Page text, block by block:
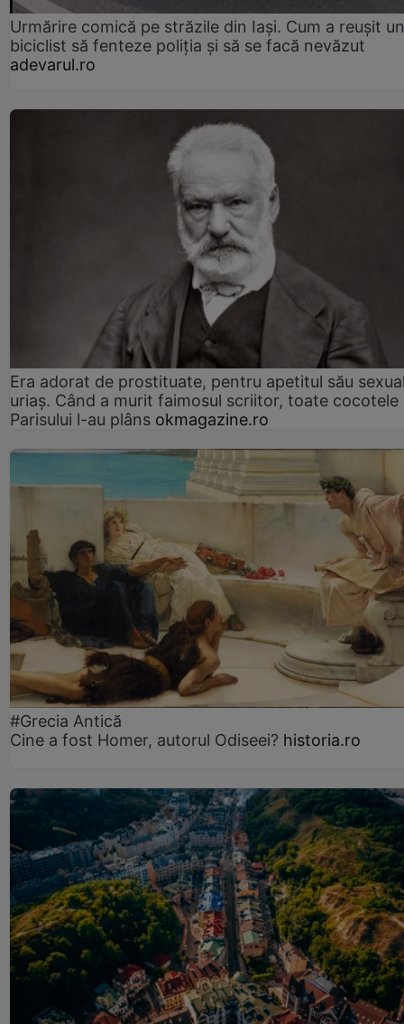
Urmărire comică pe străzile din Iași. Cum a reușit un
biciclist să fenteze poliția și să se facă nevăzut
adevarul.ro
Era adorat de prostituate, pentru apetitul său
uriaș. Când a murit faimosul scriitor, toate cocotele
Parisului l-au plâns okmagazine.ro
#Grecia Antică
Cine a fost Homer, autorul Odiseei? historia.ro